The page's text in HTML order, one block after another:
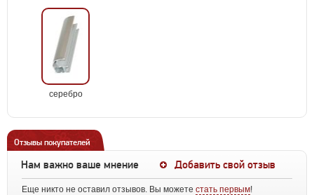
серебро
Отзывы покупателей
Нам важно ваше мнение Добавить свой отзыв
Еще никто не оставил отзывов. Вы можете стать первым!